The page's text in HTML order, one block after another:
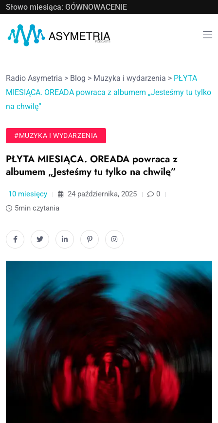
Słowo miesiąca: GÓWNOWACENIE
Radio Asymetria > Blog > Muzyka i wydarzenia > PŁYTA
MIESIĄCA. OREADA powraca z albumem „Jesteśmy tu tylko
na chwilę”
#MUZYKA I WYDARZENIA
PŁYTA MIESIĄCA. OREADA powraca z
albumem „Jesteśmy tu tylko na chwilę”
10 miesięcy 24 października, 2025
0
5min czytania